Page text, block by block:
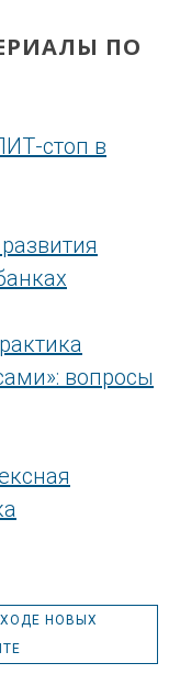
ПО
стоп в
вопросы